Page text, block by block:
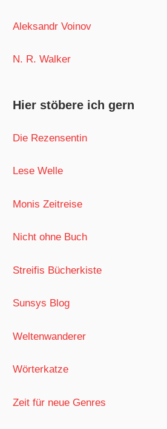
Aleksandr Voinov
N. R. Walker
Hier stöbere ich gern
Die Rezensentin
Lese Welle
Monis Zeitreise
Nicht ohne Buch
Streifis Bücherkiste
Sunsys Blog
Weltenwanderer
Wörterkatze
Zeit für neue Genres